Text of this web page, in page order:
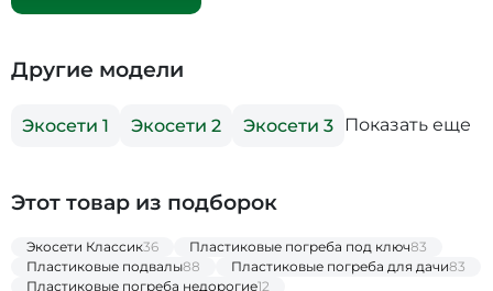
Другие модели
Экосети 1 Экосети 2 Экосети 3 Показать еще
Этот товар из подборок
Экосети Классик36 Пластиковые погреба под ключ83
Пластиковые подвалы88 Пластиковые погреба для дачи83
Пластиковые погреба недорогие12